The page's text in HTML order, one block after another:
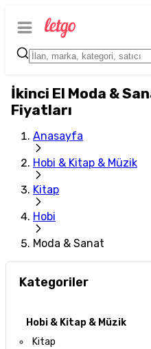
İkinci El Moda &
Fiyatları
Anasayfa
Hobi & Kitap & Müzik
Kitap
Hobi
Moda & Sanat
Kategoriler
Hobi & Kitap & Müzik
Kitap